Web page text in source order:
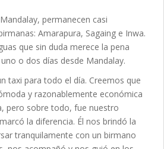
permanecen casi
Amarapura, Sagaing e Inwa.
que sin duda merece la pena
o dos días desde Mandalay.
taxi para todo el día. Creemos que
y razonablemente económica
pero sobre todo, fue nuestro
la diferencia. Él nos brindó la
tranquilamente con un birmano